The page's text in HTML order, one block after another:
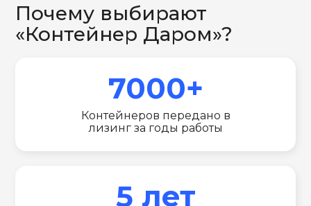
Почему выбирают
«Контейнер Даром»?
7000+
Контейнеров передано в
лизинг за годы работы
5 лет